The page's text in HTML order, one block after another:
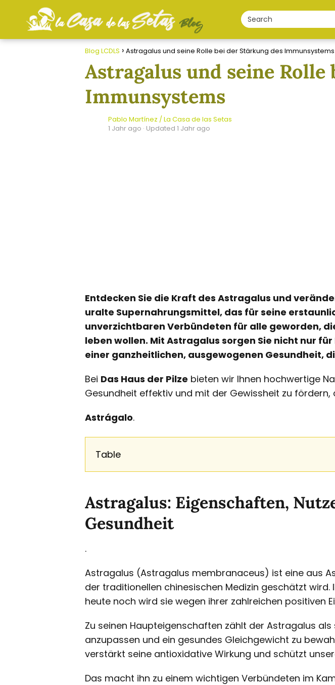
Blog LCDLS Astragalus und seine Rolle bei der Stärkung des Immunsystems
Astragalus und seine
Immunsystems
Pablo Martínez / La Casa de las Setas
1 Jahr ago · Updated 1 Jahr ago
Entdecken Sie die Kraft des Astragalus und
uralte Supernahrungsmittel, das für seine
unverzichtbaren Verbündeten für alle geworden,
leben wollen. Mit Astragalus sorgen Sie nicht nur
einer ganzheitlichen, ausgewogenen Gesundheit,
Bei Das Haus der Pilze bieten wir Ihnen hochwertige
Gesundheit effektiv und mit der Gewissheit zu fördern,
Astrágalo.
Table
Astragalus: Eigenschaften,
Gesundheit
.
Astragalus (Astragalus membranaceus) ist eine aus
der traditionellen chinesischen Medizin geschätzt
heute noch wird sie wegen ihrer zahlreichen positiven
Zu seinen Haupteigenschaften zählt der Astragalus als
anzupassen und ein gesundes Gleichgewicht zu
verstärkt seine antioxidative Wirkung und schützt
Das macht ihn zu einem wichtigen Verbündeten im